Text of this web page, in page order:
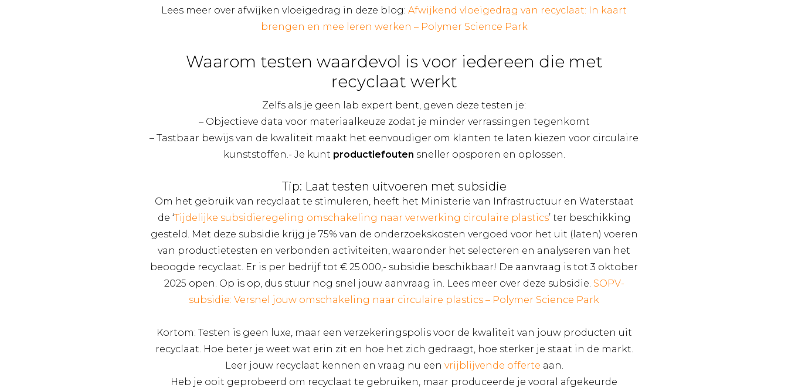
Lees meer over afwijken vloeigedrag in deze blog: Afwijkend vloeigedrag van recyclaat: In kaart
brengen en mee leren werken – Polymer Science Park
Waarom testen waardevol is voor iedereen die met
recyclaat werkt
Zelfs als je geen lab expert bent, geven deze testen je:
– Objectieve data voor materiaalkeuze zodat je minder verrassingen tegenkomt
– Tastbaar bewijs van de kwaliteit maakt het eenvoudiger om klanten te laten kiezen voor circulaire
kunststoffen.- Je kunt productiefouten sneller opsporen en oplossen.
Tip: Laat testen uitvoeren met subsidie
Om het gebruik van recyclaat te stimuleren, heeft het Ministerie van Infrastructuur en Waterstaat
de ‘Tijdelijke subsidieregeling omschakeling naar verwerking circulaire plastics’ ter beschikking
gesteld. Met deze subsidie krijg je 75% van de onderzoekskosten vergoed voor het uit (laten) voeren
van productietesten en verbonden activiteiten, waaronder het selecteren en analyseren van het
beoogde recyclaat. Er is per bedrijf tot € 25.000,- subsidie beschikbaar! De aanvraag is tot 3 oktober
2025 open. Op is op, dus stuur nog snel jouw aanvraag in. Lees meer over deze subsidie. SOPV-
subsidie: Versnel jouw omschakeling naar circulaire plastics – Polymer Science Park
Kortom: Testen is geen luxe, maar een verzekeringspolis voor de kwaliteit van jouw producten uit
recyclaat. Hoe beter je weet wat erin zit en hoe het zich gedraagt, hoe sterker je staat in de markt.
Leer jouw recyclaat kennen en vraag nu een vrijblijvende offerte aan.
Heb je ooit geprobeerd om recyclaat te gebruiken, maar produceerde je vooral afgekeurde